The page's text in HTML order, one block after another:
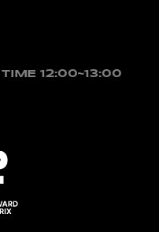
TIME 12:00~13:00